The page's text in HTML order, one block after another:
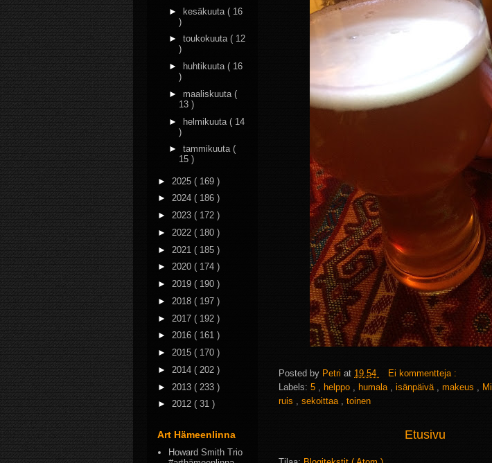
Posted by Petri at 19.54
Ei kommentteja :
Labels: 5 , helppo , humala , isänpäivä , makeus ,
ruis , sekoittaa , toinen
Etusivu
► kesäkuuta ( 16
)
► toukokuuta ( 12
)
►
huhtikuuta ( 16
)
► maaliskuuta (
13 )
► helmikuuta ( 14
)
► tammikuuta (
15 )
► 2025 ( 169 )
► 2024 ( 186 )
► 2023 ( 172 )
► 2022 ( 180 )
► 2021 ( 185 )
► 2020 ( 174 )
► 2019 ( 190 )
► 2018 ( 197 )
► 2017 ( 192 )
► 2016 ( 161 )
► 2015 ( 170 )
► 2014 ( 202 )
► 2013 ( 233 )
► 2012 ( 31 )
Art Hämeenlinna
Howard Smith Trio